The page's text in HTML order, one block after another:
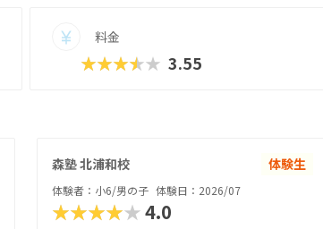
料金
★★★★★ 3.55
森塾 北浦和校 体験生
体験者：小6/男の子 体験日：2026/07
★★★★★4.0